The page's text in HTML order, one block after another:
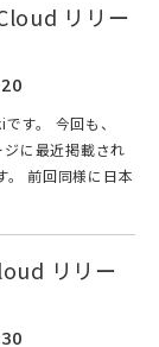
リリー
す。 今回も、
に最近掲載され
。 前回同様に日本
リリー